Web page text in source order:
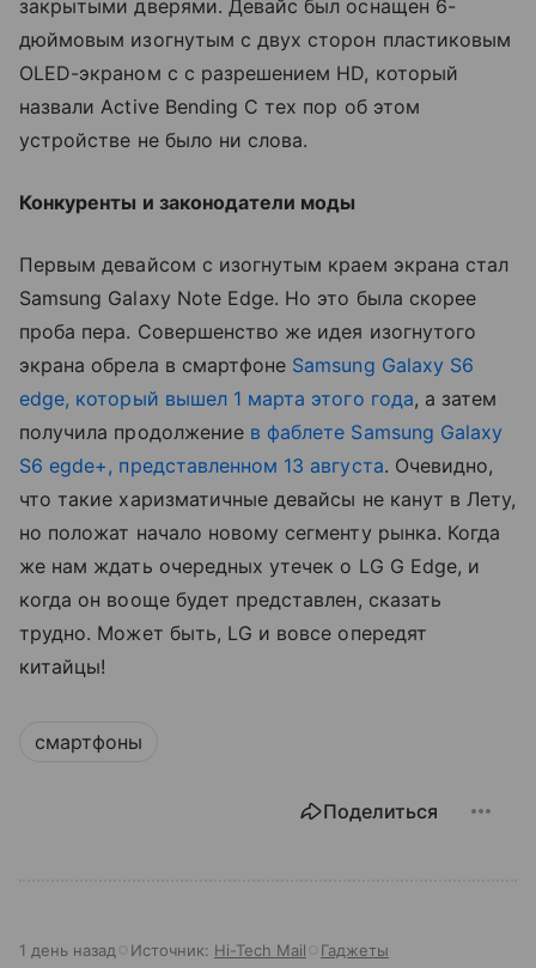
закрытыми дверями. Девайс был оснащен 6-
дюймовым изогнутым с двух сторон пластиковым
OLED-экраном с с разрешением HD, который
назвали Active Bending С тех пор об этом
устройстве не было ни слова.
Конкуренты и законодатели моды
Первым девайсом с изогнутым краем экрана стал
Samsung Galaxy Note Edge. Но это была скорее
проба пера. Совершенство же идея изогнутого
экрана обрела в смартфоне Samsung Galaxy S6
edge, который вышел 1 марта этого года, а затем
получила продолжение в фаблете Samsung Galaxy
S6 egde+, представленном 13 августа. Очевидно,
что такие харизматичные девайсы не канут в Лету,
но положат начало новому сегменту рынка. Когда
же нам ждать очередных утечек о LG G Edge, и
когда он вооще будет представлен, сказать
трудно. Может быть, LG и вовсе опередят
китайцы!
смартфоны
Поделиться
1 день назад Источник: Hi-Tech Mail Гаджеты